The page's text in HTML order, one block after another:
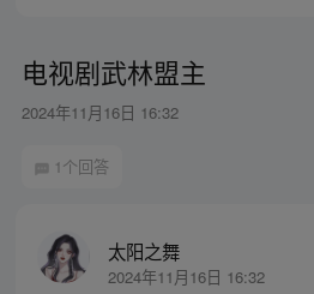
电视剧武林盟主
2024年11月16日 16:32
1个回答
太阳之舞
2024年11月16日 16:32